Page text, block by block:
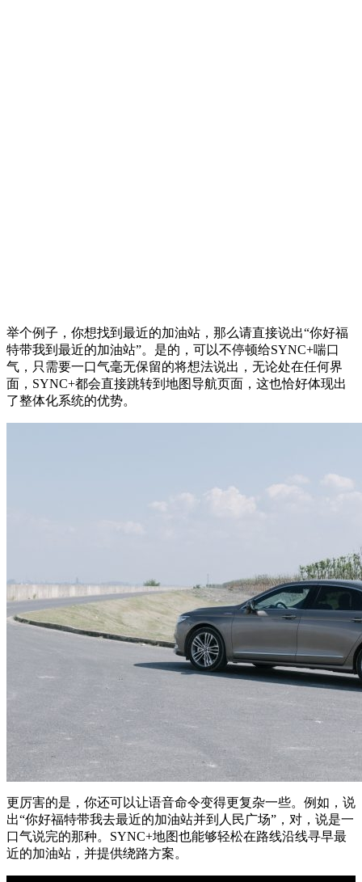
举个例子，你想找到最近的加油站，那么请直接说出“你好福
特带我到最近的加油站”。是的，可以不停顿给SYNC+喘口
气，只需要一口气毫无保留的将想法说出，无论处在任何界
面，SYNC+都会直接跳转到地图导航页面，这也恰好体现出
了整体化系统的优势。
更厉害的是，你还可以让语音命令变得更复杂一些。例如，说
出“你好福特带我去最近的加油站并到人民广场”，对，说是一
口气说完的那种。SYNC+地图也能够轻松在路线沿线寻早最
近的加油站，并提供绕路方案。